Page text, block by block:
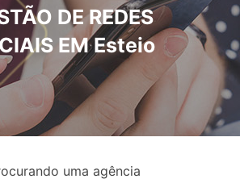
DE REDES
EM Esteio
uma agência